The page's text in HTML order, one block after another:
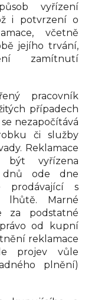
vyřízení
i potvrzení o
včetně
jejího trvání,
zamítnutí
pracovník
případech
nezapočítává
či služby
Reklamace
být vyřízena
dnů ode dne
prodávající s
lhůtě. Marné
za podstatné
od kupní
reklamace
projev vůle
plnění)